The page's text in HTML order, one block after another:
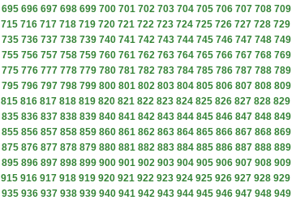
695 696 697 698 699 700 701 702 703 704 705 706 707 708 709
715 716 717 718 719 720 721 722 723 724 725 726 727 728 729
735 736 737 738 739 740 741 742 743 744 745 746 747 748 749
755 756 757 758 759 760 761 762 763 764 765 766 767 768 769
775 776 777 778 779 780 781 782 783 784 785 786 787 788 789
795 796 797 798 799 800 801 802 803 804 805 806 807 808 809
815 816 817 818 819 820 821 822 823 824 825 826 827 828 829
835 836 837 838 839 840 841 842 843 844 845 846 847 848 849
855 856 857 858 859 860 861 862 863 864 865 866 867 868 869
875 876 877 878 879 880 881 882 883 884 885 886 887 888 889
895 896 897 898 899 900 901 902 903 904 905 906 907 908 909
915 916 917 918 919 920 921 922 923 924 925 926 927 928 929
935 936 937 938 939 940 941 942 943 944 945 946 947 948 949